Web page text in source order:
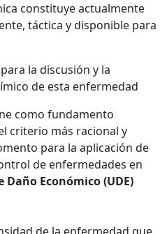
constituye actualmente
táctica y disponible para
la discusión y la
de esta enfermedad
como fundamento
criterio más racional y
para la aplicación de
de enfermedades en
Daño Económico (UDE)